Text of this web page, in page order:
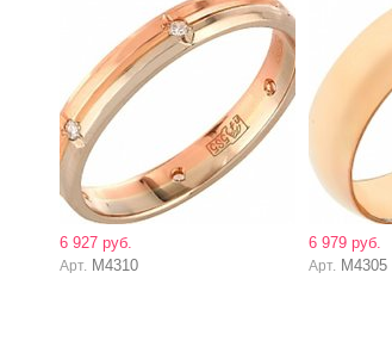
6 927 руб.
Арт. М4310
6 979 руб.
Арт. М4305